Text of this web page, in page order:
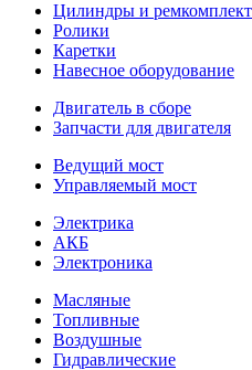
Цилиндры и
Ролики
Каретки
Навесное оборудование
Двигатель в сборе
Запчасти для двигателя
Ведущий мост
Управляемый мост
Электрика
АКБ
Электроника
Масляные
Топливные
Воздушные
Гидравлические